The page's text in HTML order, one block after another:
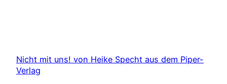
Nicht mit uns! von Heike Specht aus dem Piper-
Verlag